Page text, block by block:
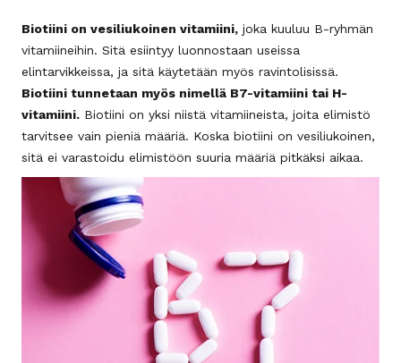
Biotiini on vesiliukoinen vitamiini, joka kuuluu B-ryhmän
vitamiineihin. Sitä esiintyy luonnostaan useissa
elintarvikkeissa, ja sitä käytetään myös ravintolisissä.
Biotiini tunnetaan myös nimellä B7-vitamiini tai H-
vitamiini. Biotiini on yksi niistä vitamiineista, joita elimistö
tarvitsee vain pieniä määriä. Koska biotiini on vesiliukoinen,
sitä ei varastoidu elimistöön suuria määriä pitkäksi aikaa.